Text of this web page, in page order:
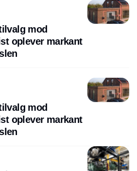
mod
oplever markant
mod
oplever markant